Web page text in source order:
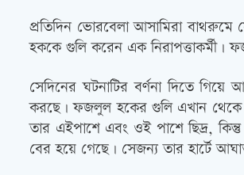
প্রতিদিন ভোরবেলা আসামিরা
হককে গুলি করেন এক নিরাপত্তাকর্মী।
সেদিনের ঘটনাটির বর্ণনা দিতে
করছে। ফজলুল হকের গুলি এখান থেকে
তার এইপাশে এবং ওই পাশে ছিদ্র,
বের হয়ে গেছে। সেজন্য তার হার্টে